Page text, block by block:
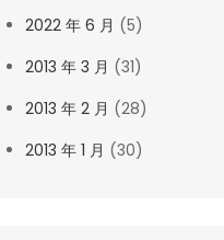
2022 年 6 月 (5)
2013 年 3 月 (31)
2013 年 2 月 (28)
2013 年 1 月 (30)